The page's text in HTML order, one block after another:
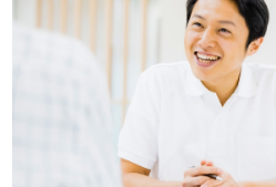
したい』『介護知識や技術力を
アパスで可能性を広げたい』『
きたい』等の方も大歓迎です！
タントよりご案内します。お問
【同時募集！積極採用エリア 勤
＊職種：介護職 ＊雇用形態：正